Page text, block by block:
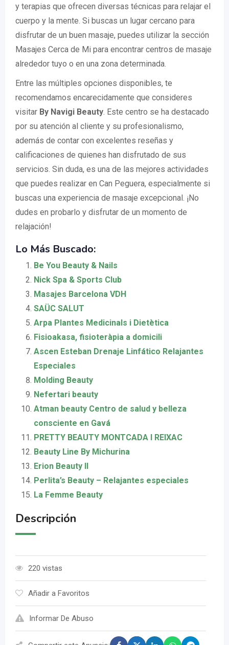
y terapias que ofrecen diversas técnicas para relajar el
cuerpo y la mente. Si buscas un lugar cercano para
disfrutar de un buen masaje, puedes utilizar la sección
Masajes Cerca de Mi para encontrar centros de masaje
alrededor tuyo o en una zona determinada.
Entre las múltiples opciones disponibles, te
recomendamos encarecidamente que consideres
visitar By Navigi Beauty. Este centro se ha destacado
por su atención al cliente y su profesionalismo,
además de contar con excelentes reseñas y
calificaciones de quienes han disfrutado de sus
servicios. Sin duda, es una de las mejores actividades
que puedes realizar en Can Peguera, especialmente si
buscas una experiencia de masaje excepcional. ¡No
dudes en probarlo y disfrutar de un momento de
relajación!
Lo Más Buscado:
Be You Beauty & Nails
Nick Spa & Sports Club
Masajes Barcelona VDH
SAÜC SALUT
Arpa Plantes Medicinals i Dietètica
Fisioakasa, fisioteràpia a domicili
Ascen Esteban Drenaje Linfático Relajantes
Especiales
Molding Beauty
Nefertari beauty
Atman beauty Centro de salud y belleza
consciente en Gavá
PRETTY BEAUTY MONTCADA I REIXAC
Beauty Line By Michurina
Erion Beauty II
Perlita’s Beauty – Relajantes especiales
La Femme Beauty
Descripción
220 vistas
Añadir a Favoritos
Informar De Abuso